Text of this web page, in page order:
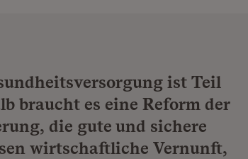
ist Teil
braucht es eine Reform der
die gute und sichere
wirtschaftliche Vernunft,